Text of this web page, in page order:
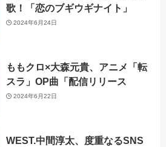
歌！「恋のブギウギナイト」
2024年6月24日
ももクロ×大森元貴、アニメ「転
スラ」OP曲「配信リリース
2024年6月22日
WEST.中間淳太、度重なるSNS